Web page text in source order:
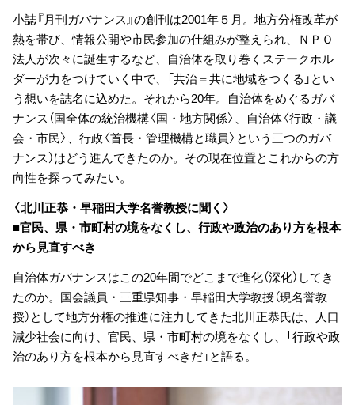
小誌『月刊ガバナンス』の創刊は2001年５月。地方分権改革が
熱を帯び、情報公開や市民参加の仕組みが整えられ、ＮＰＯ
法人が次々に誕生するなど、自治体を取り巻くステークホル
ダーが力をつけていく中で、「共治＝共に地域をつくる」とい
う想いを誌名に込めた。それから20年。自治体をめぐるガバ
ナンス（国全体の統治機構〈国・地方関係〉、自治体〈行政・議
会・市民〉、行政〈首長・管理機構と職員〉という三つのガバ
ナンス）はどう進んできたのか。その現在位置とこれからの方
向性を探ってみたい。
〈北川正恭・早稲田大学名誉教授に聞く〉
■官民、県・市町村の境をなくし、行政や政治のあり方を根本
から見直すべき
自治体ガバナンスはこの20年間でどこまで進化（深化）してき
たのか。国会議員・三重県知事・早稲田大学教授（現名誉教
授）として地方分権の推進に注力してきた北川正恭氏は、人口
減少社会に向け、官民、県・市町村の境をなくし、「行政や政
治のあり方を根本から見直すべきだ」と語る。